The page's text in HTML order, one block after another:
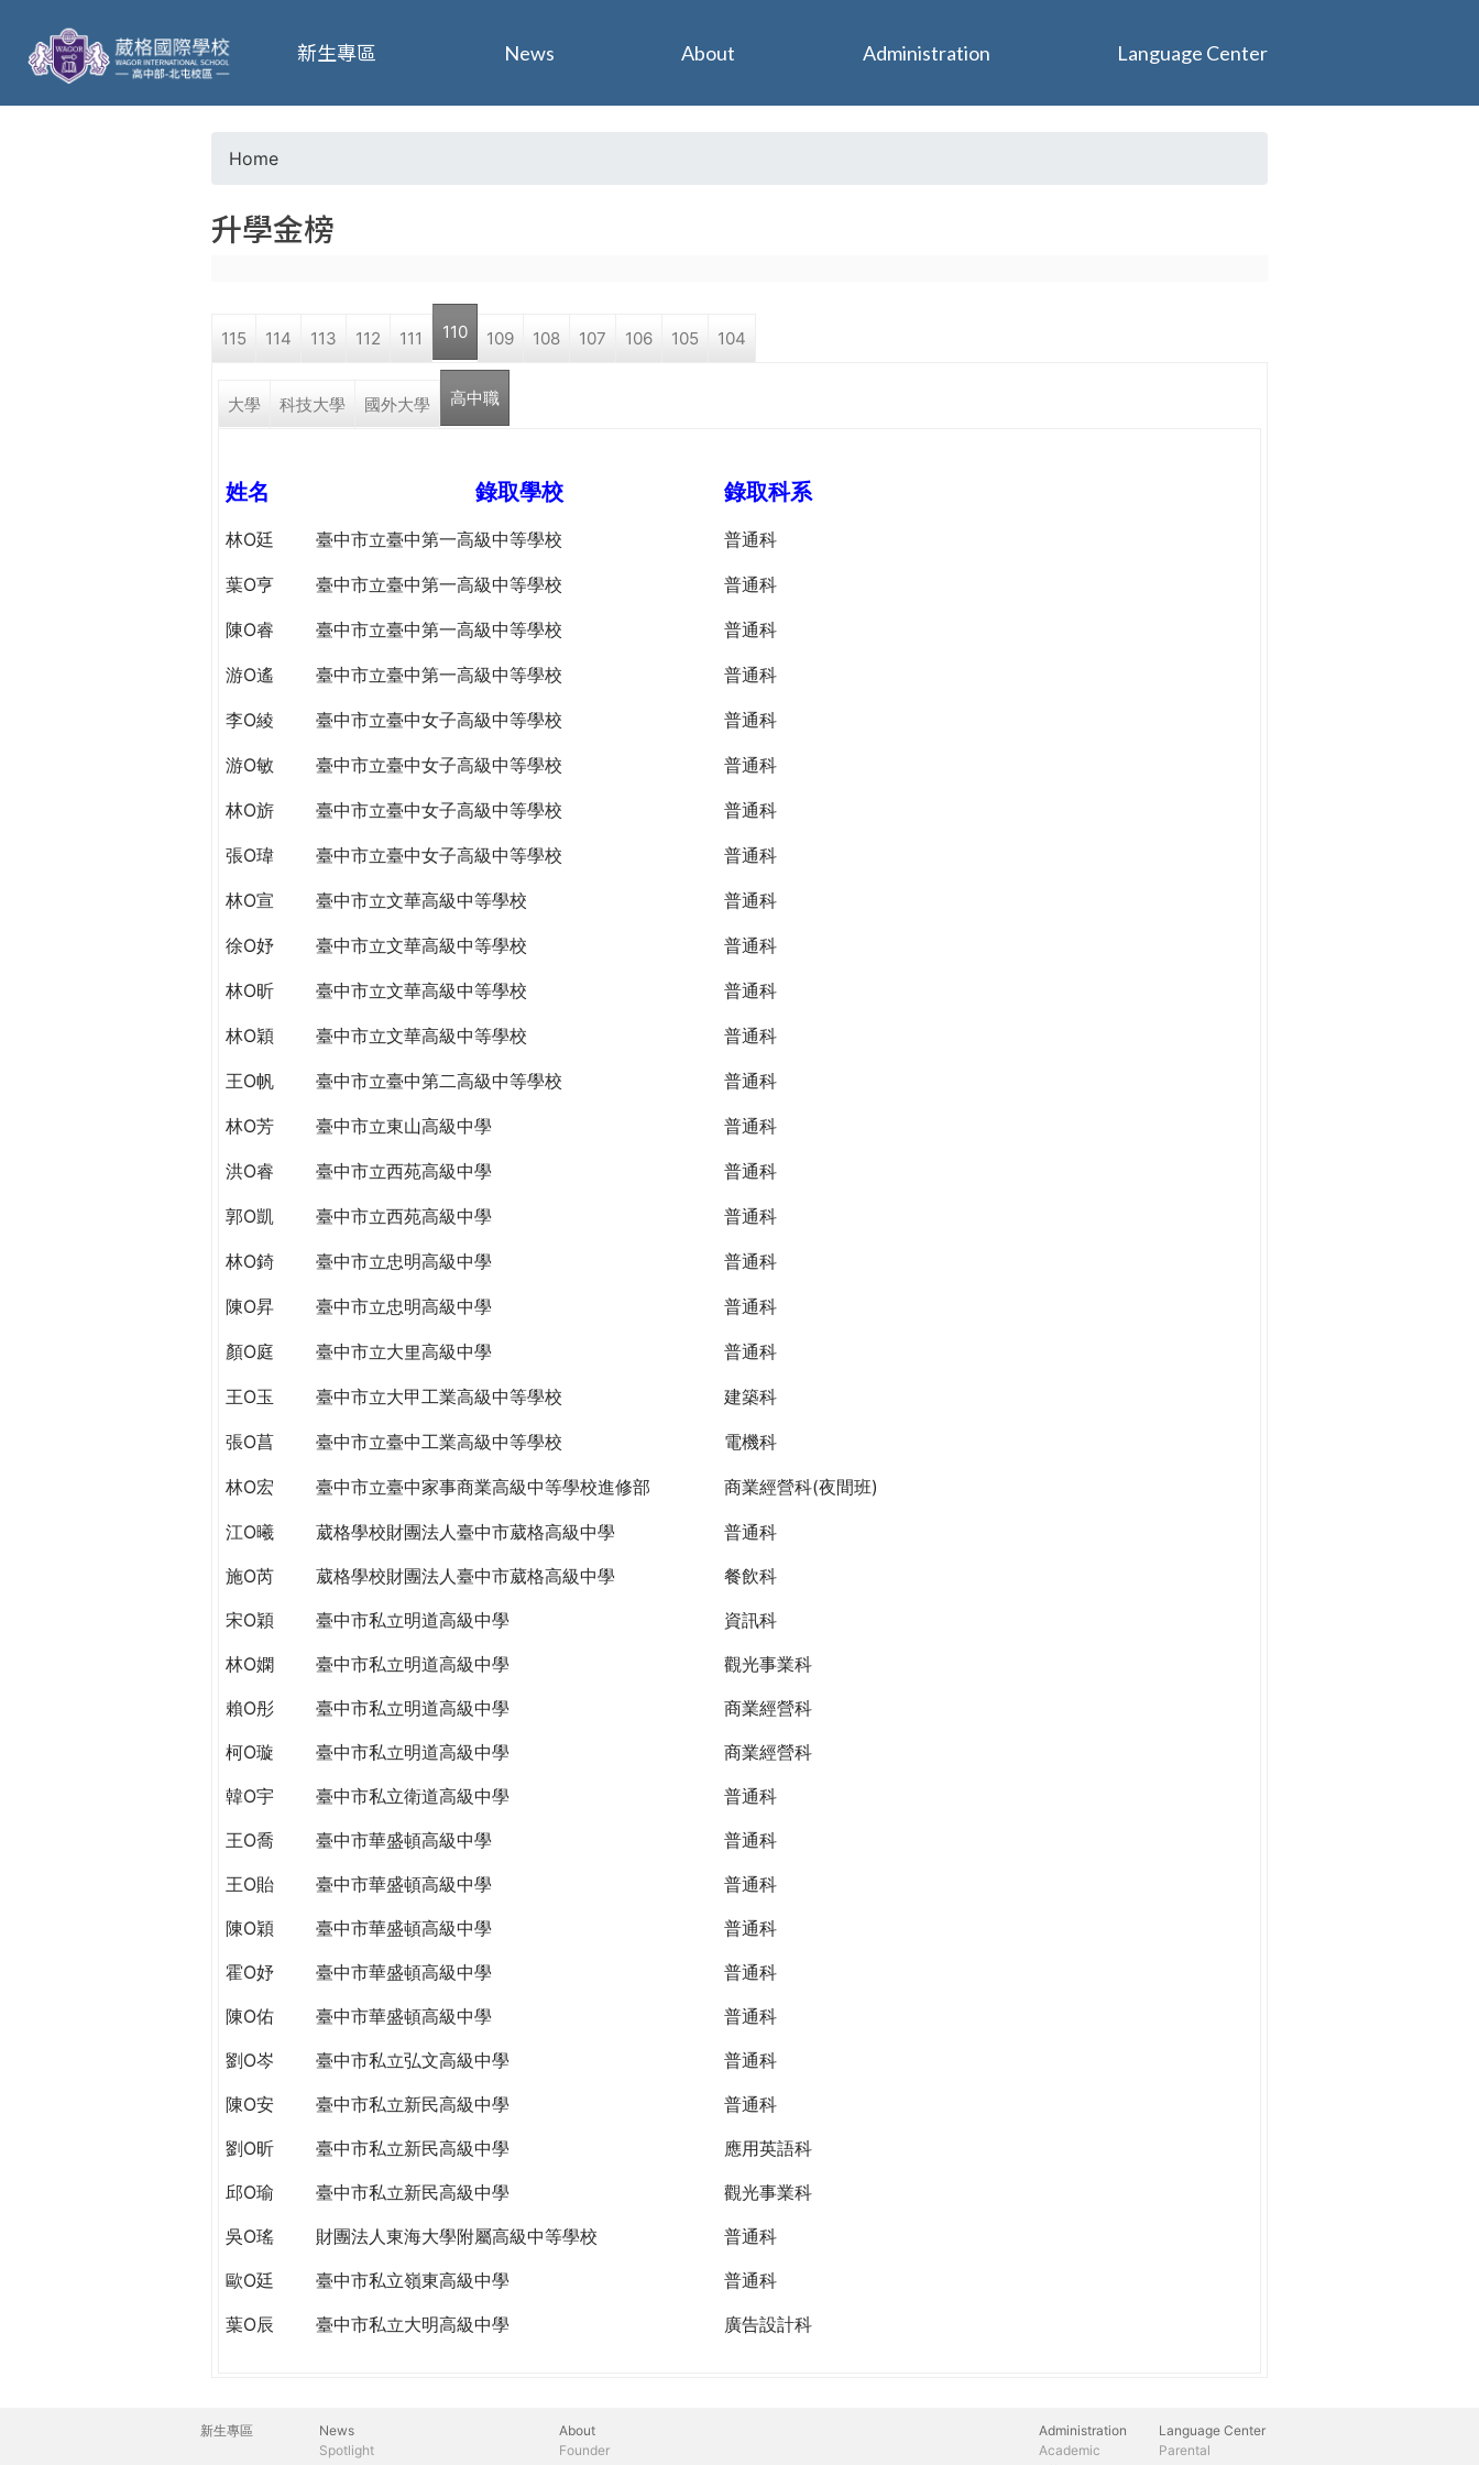
葳
格
o
a
r
e
r
e
Home
升學金榜
115 114 113 112 111 110 109 108 107 106 105 104
大學 科技大學 國外大學 高中職
姓名 錄取學校 錄取科系
林O廷 臺中市立臺中第一高級中等學校 普通科
葉O亨 臺中市立臺中第一高級中等學校 普通科
陳O睿 臺中市立臺中第一高級中等學校 普通科
游O遙 臺中市立臺中第一高級中等學校 普通科
李O綾 臺中市立臺中女子高級中等學校 普通科
游O敏 臺中市立臺中女子高級中等學校 普通科
林O旂 臺中市立臺中女子高級中等學校 普通科
張O瑋 臺中市立臺中女子高級中等學校 普通科
林O宣 臺中市立文華高級中等學校 普通科
徐O妤 臺中市立文華高級中等學校 普通科
林O昕 臺中市立文華高級中等學校 普通科
林O穎 臺中市立文華高級中等學校 普通科
王O帆 臺中市立臺中第二高級中等學校 普通科
林O芳 臺中市立東山高級中學 普通科
洪O睿 臺中市立西苑高級中學 普通科
郭O凱 臺中市立西苑高級中學 普通科
林O錡 臺中市立忠明高級中學 普通科
陳O昇 臺中市立忠明高級中學 普通科
顏O庭 臺中市立大里高級中學 普通科
王O玉 臺中市立大甲工業高級中等學校 建築科
張O菖 臺中市立臺中工業高級中等學校 電機科
林O宏 臺中市立臺中家事商業高級中等學校進修部 商業經營科(夜間班)
江O曦 葳格學校財團法人臺中市葳格高級中學
普通科
施O芮
葳格學校財團法人臺中市葳格高級中學
餐飲科
宋O穎
臺中市私立明道高級中學
資訊科
林O嫻
臺中市私立明道高級中學
觀光事業科
賴O彤
臺中市私立明道高級中學
商業經營科
柯O璇
臺中市私立明道高級中學
商業經營科
韓O宇
臺中市私立衛道高級中學
普通科
王O喬
臺中市華盛頓高級中學
普通科
王O貽
臺中市華盛頓高級中學
普通科
陳O穎
臺中市華盛頓高級中學
普通科
霍O妤
臺中市華盛頓高級中學
普通科
陳O佑
臺中市華盛頓高級中學
普通科
劉O岑
臺中市私立弘文高級中學
普通科
陳O安
臺中市私立新民高級中學
普通科
劉O昕
臺中市私立新民高級中學
應用英語科
邱O瑜
臺中市私立新民高級中學
觀光事業科
吳O瑤
財團法人東海大學附屬高級中等學校
普通科
歐O廷
臺中市私立嶺東高級中學
普通科
葉O辰
臺中市私立大明高級中學 廣告設計科
新生專區 News About Administration Language Center
主
新生專區
News
Spotlight
About
Founder
Administration
Academic
Parental
Language Center